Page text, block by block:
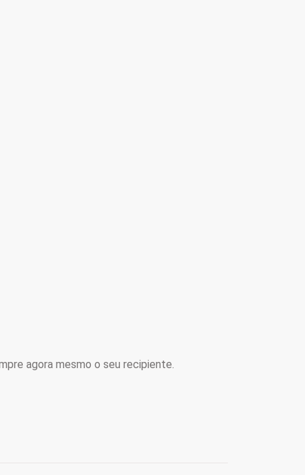
agora mesmo o seu recipiente.